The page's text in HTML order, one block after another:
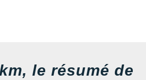
le résumé de